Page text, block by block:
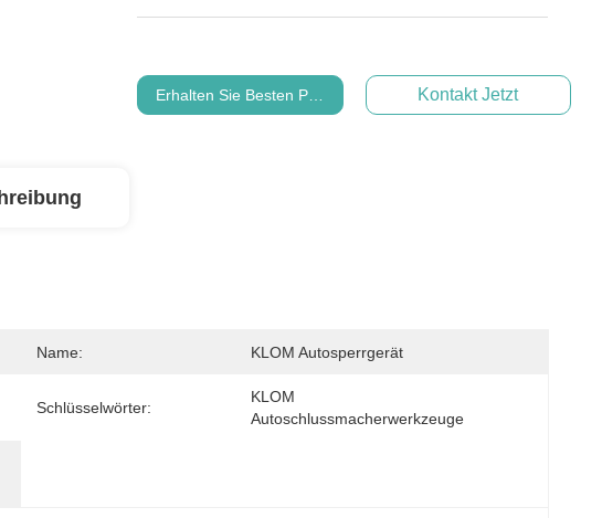
Erhalten Sie Besten Preis Kontakt Jetzt
Name: KLOM Autosperrgerät
Schlüsselwörter:
KLOM
Autoschlussmacherwerkzeuge